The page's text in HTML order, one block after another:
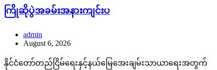
ကြိုဆိုပွဲအခမ်းအနားကျင်းပ
admin
August 6, 2026
နိုင်ငံတော်တည်ငြိမ်ရေးနှင့်နယ်မြေအေးချမ်းသာယာရေးအတွက်